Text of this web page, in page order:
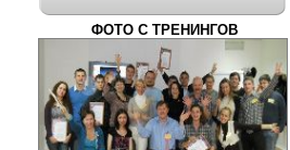
ФОТО С ТРЕНИНГОВ